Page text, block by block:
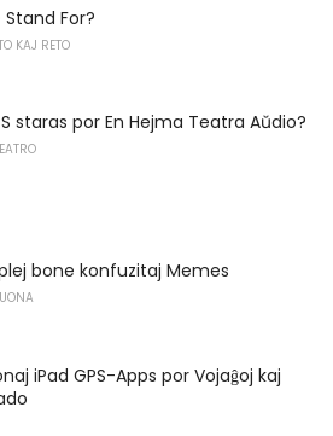
Stand For?
KAJ RETO
staras por En Hejma Teatra Aŭdio?
bone konfuzitaj Memes
iPad GPS-Apps por Vojaĝoj kaj